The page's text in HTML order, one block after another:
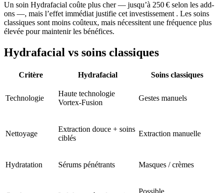
Un soin Hydrafacial coûte plus cher — jusqu’à 250 € selon les add-
ons —, mais l’effet immédiat justifie cet investissement . Les soins
classiques sont moins coûteux, mais nécessitent une fréquence plus
élevée pour maintenir les bénéfices.
Hydrafacial vs soins classiques
Critère Hydrafacial Soins classiques
Technologie
Haute technologie
Vortex‑Fusion
Gestes manuels
Nettoyage
Extraction douce + soins
ciblés
Extraction manuelle
Hydratation Sérums pénétrants Masques / crèmes